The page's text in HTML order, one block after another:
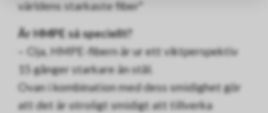
världens starkaste fiber"
Är HMPE så speciellt?
– Oja, HMPE-fibern är ur ett viktperspektiv
15 gånger starkare än stål.
Ovan i kombination med dess smidighet gör
att det är otroligt smidigt att tillverka